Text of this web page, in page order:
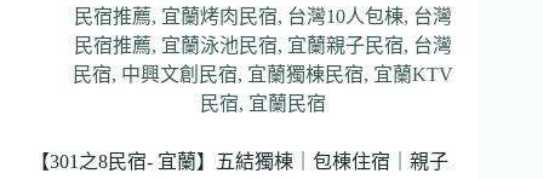
民宿推薦, 宜蘭烤肉民宿, 台灣10人包棟, 台灣
民宿推薦, 宜蘭泳池民宿, 宜蘭親子民宿, 台灣
民宿, 中興文創民宿, 宜蘭獨棟民宿, 宜蘭KTV
民宿, 宜蘭民宿
【301之8民宿- 宜蘭】五結獨棟｜包棟住宿｜親子